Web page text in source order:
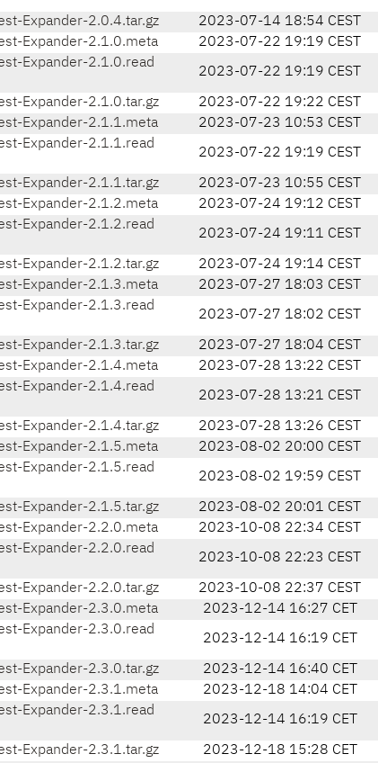
Expander-2.0.4.tar.gz 2023-07-14 18:54 CEST
Expander-2.1.0.meta
2023-07-22 19:19 CEST
Expander-2.1.0.read
2023-07-22 19:19 CEST
Expander-2.1.0.tar.gz 2023-07-22 19:22 CEST
Expander-2.1.1.meta
2023-07-23 10:53 CEST
Expander-2.1.1.read
2023-07-22 19:19 CEST
Expander-2.1.1.tar.gz 2023-07-23 10:55 CEST
Expander-2.1.2.meta
2023-07-24 19:12 CEST
Expander-2.1.2.read
2023-07-24 19:11 CEST
Expander-2.1.2.tar.gz 2023-07-24 19:14 CEST
Expander-2.1.3.meta
2023-07-27 18:03 CEST
Expander-2.1.3.read
2023-07-27 18:02 CEST
Expander-2.1.3.tar.gz 2023-07-27 18:04 CEST
Expander-2.1.4.meta
2023-07-28 13:22 CEST
Expander-2.1.4.read
2023-07-28 13:21 CEST
Expander-2.1.4.tar.gz 2023-07-28 13:26 CEST
Expander-2.1.5.meta
2023-08-02 20:00 CEST
Expander-2.1.5.read
2023-08-02 19:59 CEST
Expander-2.1.5.tar.gz 2023-08-02 20:01 CEST
Expander-2.2.0.meta
2023-10-08 22:34 CEST
Expander-2.2.0.read
2023-10-08 22:23 CEST
Expander-2.2.0.tar.gz 2023-10-08 22:37 CEST
Expander-2.3.0.meta
2023-12-14 16:27 CET
Expander-2.3.0.read
2023-12-14 16:19 CET
Expander-2.3.0.tar.gz 2023-12-14 16:40 CET
Expander-2.3.1.meta
2023-12-18 14:04 CET
Expander-2.3.1.read
2023-12-14 16:19 CET
Expander-2.3.1.tar.gz 2023-12-18 15:28 CET